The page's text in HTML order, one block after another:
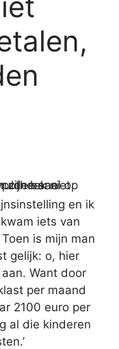
en ik
iets van
is mijn man
gelijk: o, hier
Want door
per maand
2100 euro per
al die kinderen